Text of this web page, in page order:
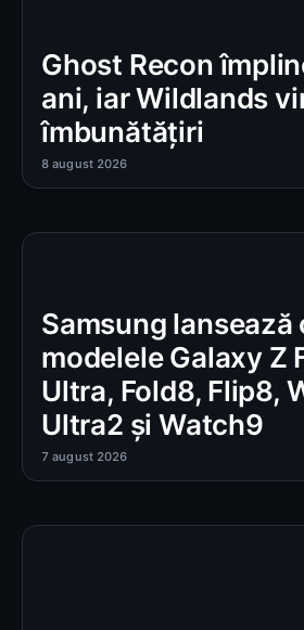
Ghost Recon
ani, iar Wildlands
îmbunătățiri
8 august 2026
Samsung lansează
modelele Galaxy Z
Ultra, Fold8, Flip8,
Ultra2 și Watch9
7 august 2026